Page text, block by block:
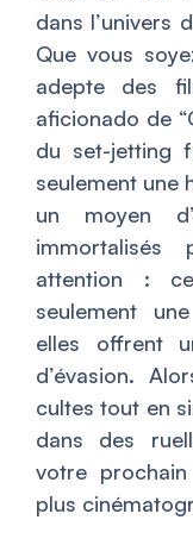
dans l’univers
Que vous
adepte des
aficionado de
du set-jetting
seulement une
un moyen
attention :
seulement
elles offrent
d’évasion.
cultes tout en
dans des
votre
plus